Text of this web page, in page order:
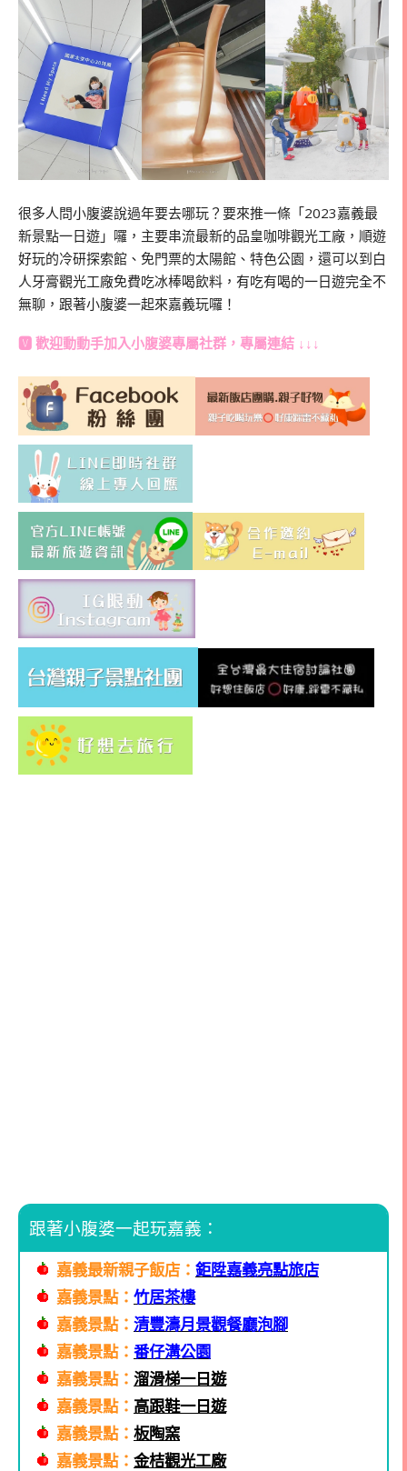
很多人問小腹婆說過年要去哪玩？要來推一條「2023嘉義最
新景點一日遊」囉，主要串流最新的品皇咖啡觀光工廠，順遊
好玩的冷研探索館、免門票的太陽館、特色公園，還可以到白
人牙膏觀光工廠免費吃冰棒喝飲料，有吃有喝的一日遊完全不
無聊，跟著小腹婆一起來嘉義玩囉！
🆅 歡迎動動手加入小腹婆專屬社群 ，專屬連結 ↓↓↓
跟著小腹婆一起玩嘉義：
嘉義最新親子飯店： 鉅陞嘉義亮點旅店
嘉義景點： 竹居茶樓
嘉義景點： 清豐濤月景觀餐廳泡腳
嘉義景點： 番仔溝公園
嘉義景點： 溜滑梯一日遊
嘉義景點： 高跟鞋一日遊
嘉義景點： 板陶窯
嘉義景點： 金桔觀光工廠